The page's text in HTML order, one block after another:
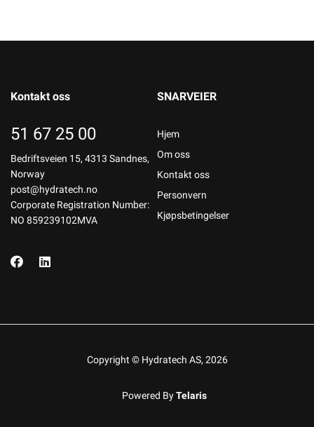
Kontakt oss
51 67 25 00
Bedriftsveien 15, 4313 Sandnes,
Norway
post@hydratech.no
Corporate Registration Number:
NO 859239102MVA
SNARVEIER
Hjem
Om oss
Kontakt oss
Personvern
Kjøpsbetingelser
Copyright © Hydratech AS, 2026
Powered ByTelaris